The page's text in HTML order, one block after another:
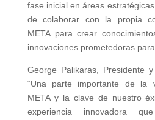
fase inicial en áreas
de colaborar con la propia
META para crear
innovaciones prometedoras
George Palikaras, Presidente
“Una parte importante de la
META y la clave de nuestro
experiencia innovadora